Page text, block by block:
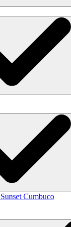
Sunset Cumbuco